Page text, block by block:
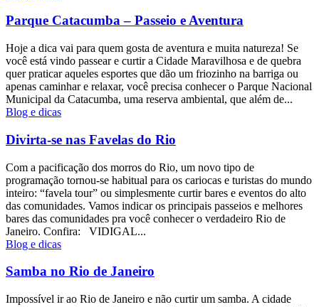
Parque Catacumba – Passeio e Aventura
Hoje a dica vai para quem gosta de aventura e muita natureza! Se
você está vindo passear e curtir a Cidade Maravilhosa e de quebra
quer praticar aqueles esportes que dão um friozinho na barriga ou
apenas caminhar e relaxar, você precisa conhecer o Parque Nacional
Municipal da Catacumba, uma reserva ambiental, que além de...
Blog e dicas
Divirta-se nas Favelas do Rio
Com a pacificação dos morros do Rio, um novo tipo de
programação tornou-se habitual para os cariocas e turistas do mundo
inteiro: “favela tour” ou simplesmente curtir bares e eventos do alto
das comunidades. Vamos indicar os principais passeios e melhores
bares das comunidades pra você conhecer o verdadeiro Rio de
Janeiro. Confira: VIDIGAL...
Blog e dicas
Samba no Rio de Janeiro
Impossível ir ao Rio de Janeiro e não curtir um samba. A cidade